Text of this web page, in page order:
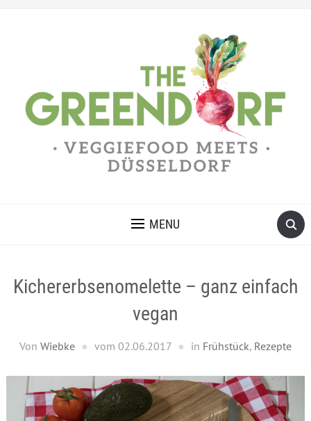
MENU
Kichererbsenomelette – ganz einfach
vegan
Von Wiebke vom 02.06.2017 in Frühstück, Rezepte